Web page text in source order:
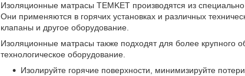
Изоляционные матрасы TEMKET производятся из
Они применяются в горячих установках и различных
клапаны и другое оборудование.
Изоляционные матрасы также подходят для более крупного
технологическое оборудование.
Изолируйте горячие поверхности, минимизируйте